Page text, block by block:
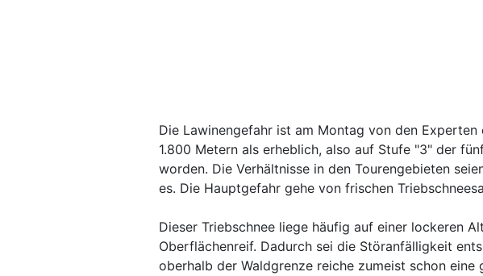
Die Lawinengefahr ist am Montag von den
1.800 Metern als erheblich, also auf Stufe "3" der
worden. Die Verhältnisse in den Tourengebieten
es. Die Hauptgefahr gehe von frischen
Dieser Triebschnee liege häufig auf einer lockeren
Oberflächenreif. Dadurch sei die Störanfälligkeit
oberhalb der Waldgrenze reiche zumeist schon eine